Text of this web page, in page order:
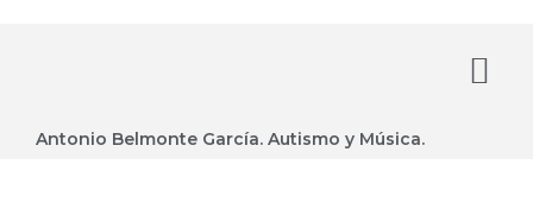
Antonio Belmonte García. Autismo y Música.